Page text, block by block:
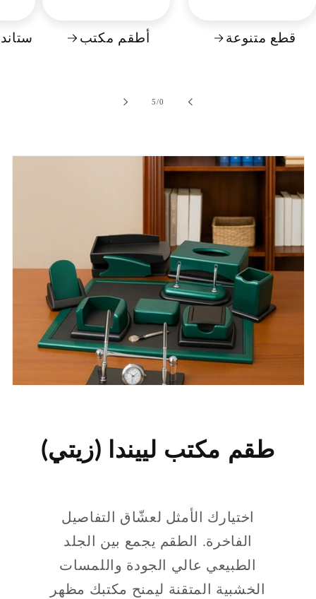
قطع متنوعة أطقم مكتب
0
/ل5
طقم مكتب لييندا (زيتي)
اختيارك الأمثل لعشّاق التفاصيل
الفاخرة. الطقم يجمع بين الجلد
الطبيعي عالي الجودة واللمسات
الخشبية المتقنة ليمنح مكتبك مظهر